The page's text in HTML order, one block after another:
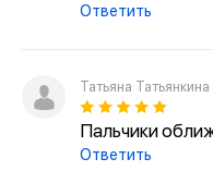
Ответить
Татьяна Татьянкина
Пальчики
Ответить